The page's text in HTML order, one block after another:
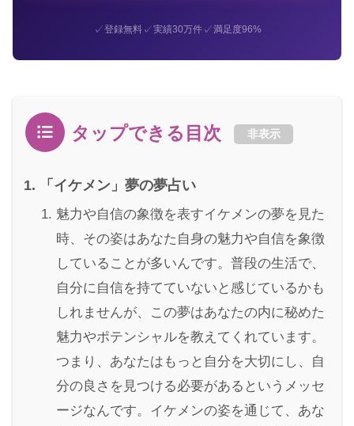
✓登録無料✓実績30万件✓満足度96%
タップできる目次 非表示
「イケメン」夢の夢占い
魅力や自信の象徴を表すイケメンの夢を見た
時、その姿はあなた自身の魅力や自信を象徴
していることが多いんです。普段の生活で、
自分に自信を持てていないと感じているかも
しれませんが、この夢はあなたの内に秘めた
魅力やポテンシャルを教えてくれています。
つまり、あなたはもっと自分を大切にし、自
分の良さを見つける必要があるというメッセ
ージなんです。イケメンの姿を通じて、あな